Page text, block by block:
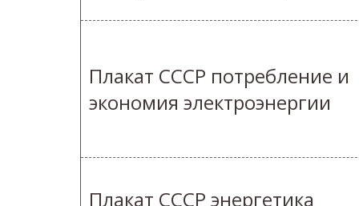
Плакат СССР потребление и
экономия электроэнергии
Плакат СССР энергетика